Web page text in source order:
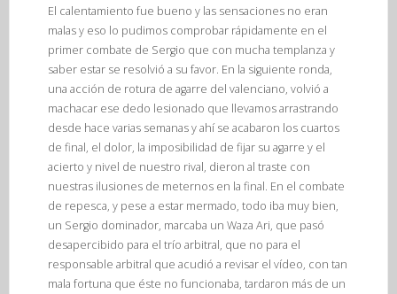
El calentamiento fue bueno y las sensaciones no eran
malas y eso lo pudimos comprobar rápidamente en el
primer combate de Sergio que con mucha templanza y
saber estar se resolvió a su favor. En la siguiente ronda,
una acción de rotura de agarre del valenciano, volvió a
machacar ese dedo lesionado que llevamos arrastrando
desde hace varias semanas y ahí se acabaron los cuartos
de final, el dolor, la imposibilidad de fijar su agarre y el
acierto y nivel de nuestro rival, dieron al traste con
nuestras ilusiones de meternos en la final. En el combate
de repesca, y pese a estar mermado, todo iba muy bien,
un Sergio dominador, marcaba un Waza Ari, que pasó
desapercibido para el trío arbitral, que no para el
responsable arbitral que acudió a revisar el vídeo, con tan
mala fortuna que éste no funcionaba, tardaron más de un